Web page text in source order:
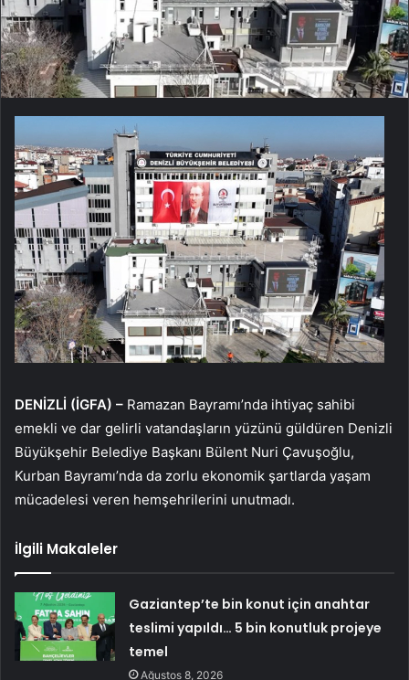
DENİZLİ (İGFA) – Ramazan Bayramı’nda ihtiyaç sahibi
emekli ve dar gelirli vatandaşların yüzünü güldüren Denizli
Büyükşehir Belediye Başkanı Bülent Nuri Çavuşoğlu,
Kurban Bayramı’nda da zorlu ekonomik şartlarda yaşam
mücadelesi veren hemşehrilerini unutmadı.
İlgili Makaleler
Gaziantep’te bin konut için anahtar
teslimi yapıldı… 5 bin konutluk projeye
temel
Ağustos 8, 2026